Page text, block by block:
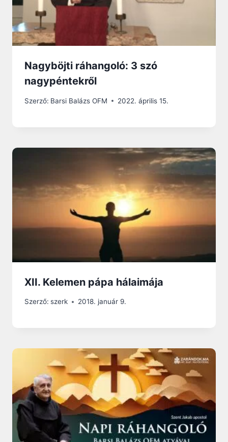
Nagyböjti ráhangoló: 3 szó
nagypéntekről
Szerző: Barsi Balázs OFM 2022. április 15.
XII. Kelemen pápa hálaimája
Szerző: szerk 2018. január 9.